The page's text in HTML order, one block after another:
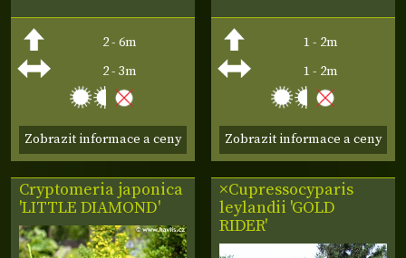
2 - 6m
2 - 3m
Zobrazit informace a ceny
1 - 2m
1 - 2m
Zobrazit informace a ceny
Cryptomeria japonica
'LITTLE DIAMOND'
×Cupressocyparis
leylandii 'GOLD
RIDER'